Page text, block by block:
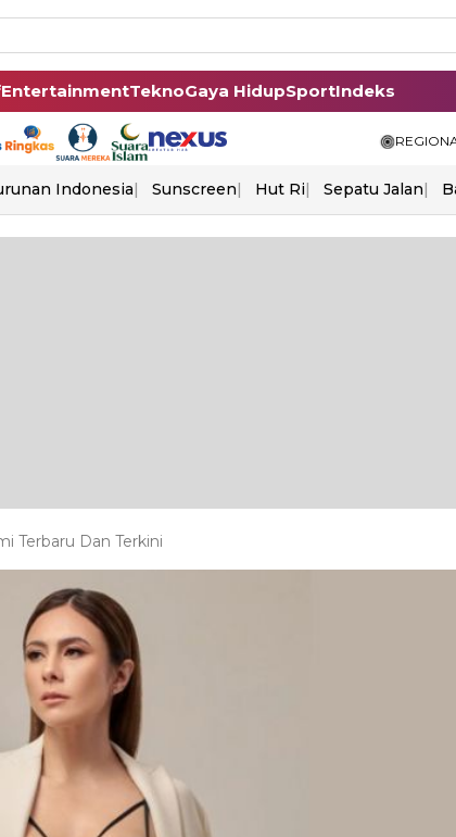
EntertainmentTeknoGaya HidupSportIndeks
Indonesia Sunscreen Hut Ri Sepatu Jalan
Terbaru Dan Terkini